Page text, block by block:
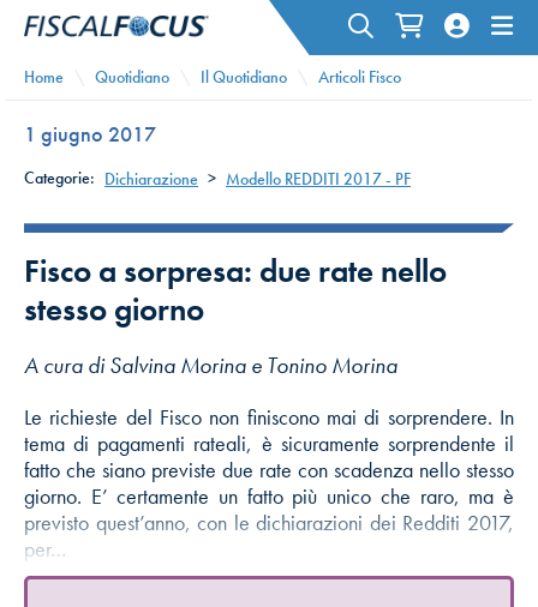
Home Quotidiano Il Quotidiano Articoli Fisco
1 giugno 2017
Categorie: Dichiarazione > Modello REDDITI 2017 - PF
Fisco a sorpresa: due rate nello
stesso giorno
A cura di Salvina Morina e Tonino Morina
Le richieste del Fisco non finiscono mai di sorprendere. In
tema di pagamenti rateali, è sicuramente sorprendente il
fatto che siano previste due rate con scadenza nello stesso
giorno. E’ certamente un fatto più unico che raro, ma è
previsto quest’anno, con le dichiarazioni dei Redditi 2017,
per…